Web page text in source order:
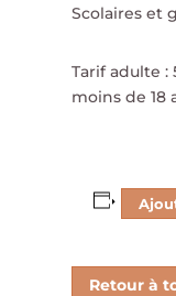
Scolaires et
Tarif adulte :
moins de 18
Retour à